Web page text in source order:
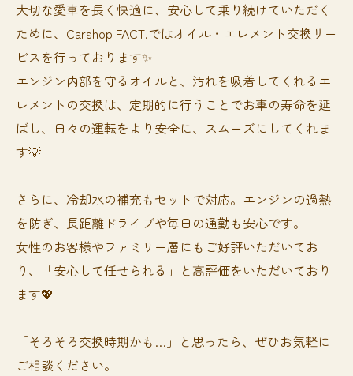
大切な愛車を長く快適に、安心して乗り続けていただく
ために、Carshop FACT.ではオイル・エレメント交換サー
ビスを行っております✨
エンジン内部を守るオイルと、汚れを吸着してくれるエ
レメントの交換は、定期的に行うことでお車の寿命を延
ばし、日々の運転をより安全に、スムーズにしてくれま
す💡
さらに、冷却水の補充もセットで対応。エンジンの過熱
を防ぎ、長距離ドライブや毎日の通勤も安心です。
女性のお客様やファミリー層にもご好評いただいてお
り、「安心して任せられる」と高評価をいただいており
ます💖
「そろそろ交換時期かも…」と思ったら、ぜひお気軽に
ご相談ください。